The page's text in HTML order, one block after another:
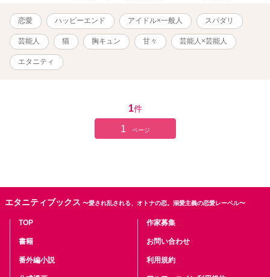
ロ）が含まれます。 ※表紙・挿絵イラストはAI作成です。
恋愛 ハッピーエンド アイドル×一般人 スパダリ
芸能人 猫 胸キュン 甘々 芸能人×芸能人
エタニティ
1件
1 ページ
エタニティブックス 〜愛され乱される、オトナの恋。溺愛主義の恋愛レーベル〜
TOP
書籍
番外編小説
作家募集
お問い合わせ
利用規約